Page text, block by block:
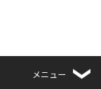
メニュー